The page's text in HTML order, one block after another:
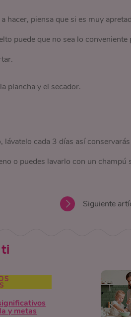
hacer, piensa que si es muy
puede que no sea lo
plancha y el secador.
lávatelo cada 3 días así
o puedes lavarlo con un champú
Siguiente
ti
y metas